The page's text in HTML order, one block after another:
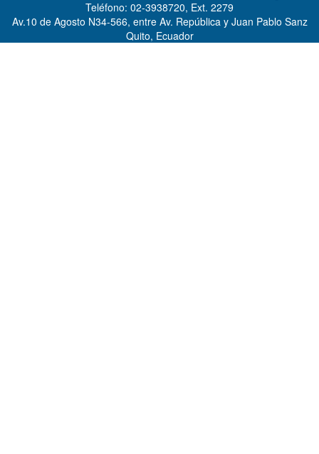
Teléfono: 02-3938720, Ext. 2279
Av.10 de Agosto N34-566, entre Av. República y Juan Pablo Sanz
Quito, Ecuador